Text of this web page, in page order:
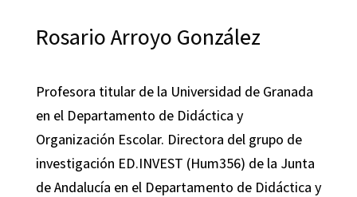
Rosario Arroyo González
Profesora titular de la Universidad de Granada
en el Departamento de Didáctica y
Organización Escolar. Directora del grupo de
investigación ED.INVEST (Hum356) de la Junta
de Andalucía en el Departamento de Didáctica y